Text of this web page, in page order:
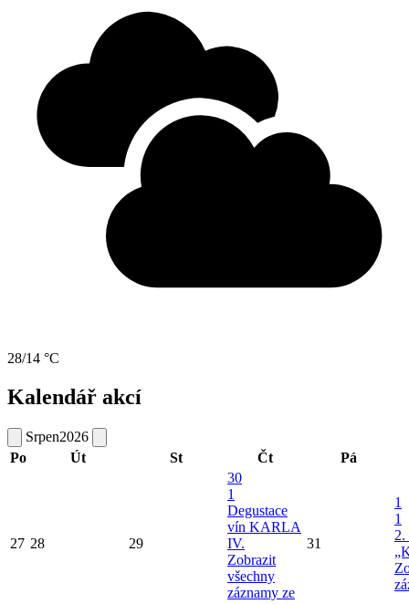
28/14 °C
Kalendář akcí
Srpen2026
Po
Út St Čt Pá
27 28 29
30
1
Degustace
vín KARLA
IV.
Zobrazit
všechny
záznamy ze
31
1
1
2.